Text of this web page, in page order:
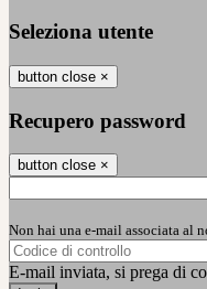
Seleziona utente
button close ×
Recupero password
button close ×
Non hai una e-mail associata al
E-mail inviata, si prega di